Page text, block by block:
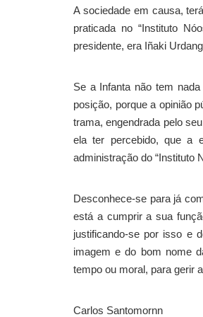
A sociedade em causa,
praticada no “Instituto
presidente, era Iñaki
Se a Infanta não tem
posição, porque a opinião
trama, engendrada pelo
ela ter percebido, que a
administração do “Instituto
Desconhece-se para já
está a cumprir a sua
justificando-se por isso e
imagem e do bom nome
tempo ou moral, para gerir
Carlos Santomornn